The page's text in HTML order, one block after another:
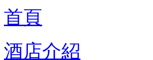
首頁
酒店介紹